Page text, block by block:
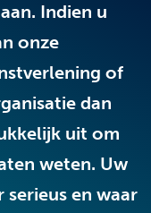
Indien u
onze
of
dan
uit om
weten. Uw
en waar